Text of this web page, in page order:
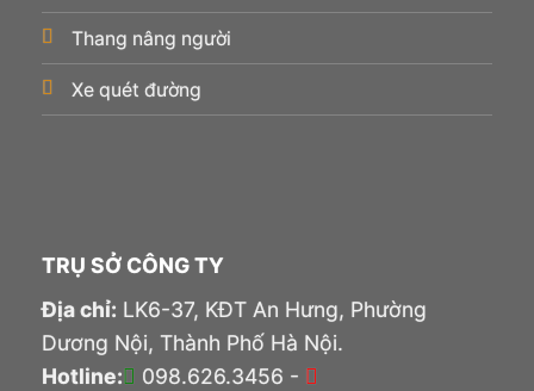
Thang nâng người
Xe quét đường
TRỤ SỞ CÔNG TY
Địa chỉ: LK6-37, KĐT An Hưng, Phường
Dương Nội, Thành Phố Hà Nội.
Hotline:
098.626.3456 -